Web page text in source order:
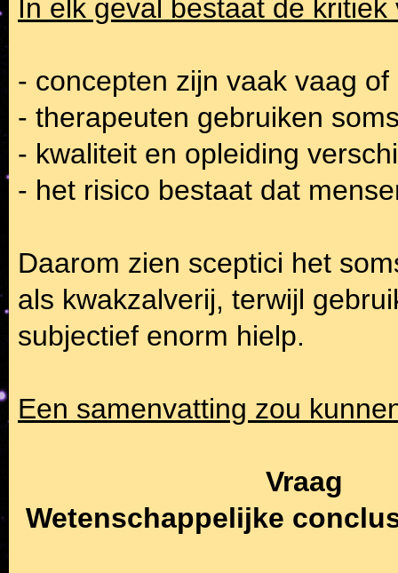
In elk geval bestaat de
- concepten zijn vaak vaag
- therapeuten gebruiken
- kwaliteit en opleiding
- het risico bestaat dat
Daarom zien sceptici het
als kwakzalverij, terwijl
subjectief enorm hielp.
Een samenvatting zou
Vraag
Wetenschappelijke